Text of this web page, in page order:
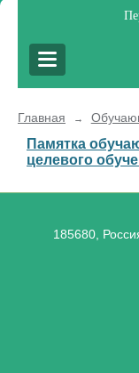
Главная →
Памятка
целевого
185680,